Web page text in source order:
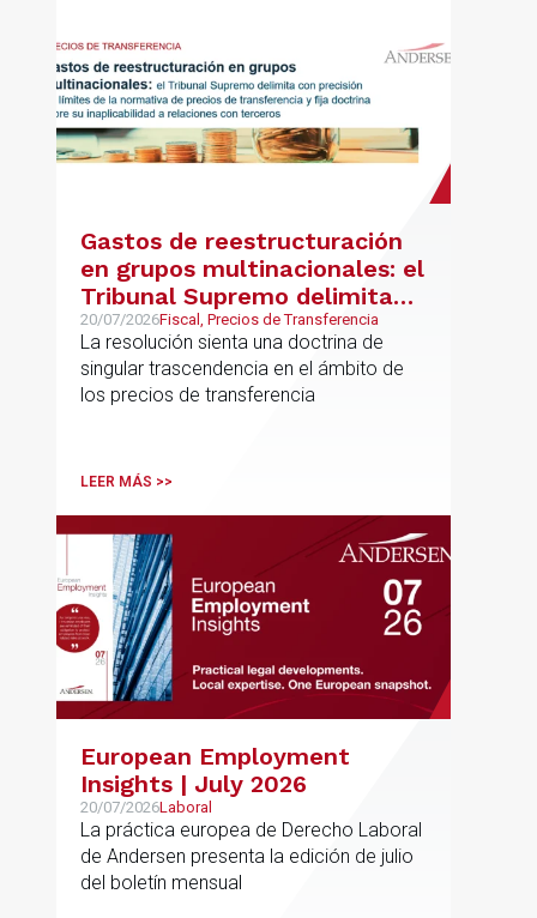
Gastos de reestructuración
en grupos multinacionales: el
Tribunal Supremo delimita
con precisión los límites de la
normativa de precios de
transferencia y fija doctrina
sobre su inaplicabilidad a
20/07/2026Fiscal, Precios de Transferencia
La resolución sienta una doctrina de
singular trascendencia en el ámbito de
los precios de transferencia
LEER MÁS >>
European Employment
Insights | July 2026
20/07/2026Laboral
La práctica europea de Derecho Laboral
de Andersen presenta la edición de julio
del boletín mensual